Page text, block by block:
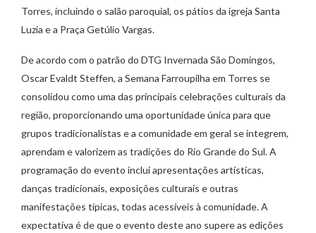
Torres, incluindo o salão paroquial, os pátios da igreja Santa
Luzia e a Praça Getúlio Vargas.
De acordo com o patrão do DTG Invernada São Domingos,
Oscar Evaldt Steffen, a Semana Farroupilha em Torres se
consolidou como uma das principais celebrações culturais da
região, proporcionando uma oportunidade única para que
grupos tradicionalistas e a comunidade em geral se integrem,
aprendam e valorizem as tradições do Rio Grande do Sul. A
programação do evento inclui apresentações artísticas,
danças tradicionais, exposições culturais e outras
manifestações típicas, todas acessíveis à comunidade. A
expectativa é de que o evento deste ano supere as edições